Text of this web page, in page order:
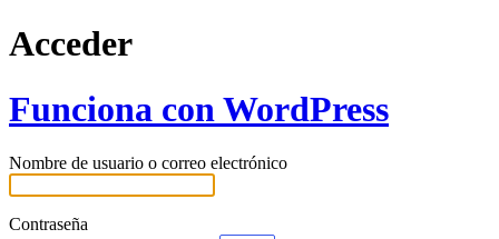
Acceder
Funciona con WordPress
Nombre de usuario o correo electrónico
Contraseña